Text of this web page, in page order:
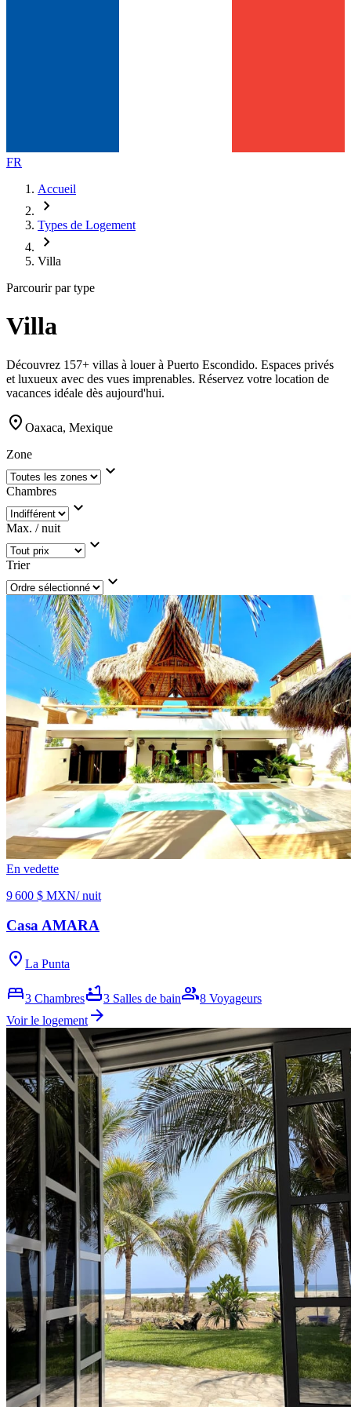
FR
Accueil
chevron_right
Types de Logement
chevron_right
Villa
Parcourir par type
Villa
Découvrez 157+ villas à louer à Puerto Escondido. Espaces privés
et luxueux avec des vues imprenables. Réservez votre location de
vacances idéale dès aujourd'hui.
location_on Oaxaca, Mexique
Zone
expand_more
Chambres
expand_more
Max. / nuit
expand_more
Trier
expand_more
En vedette
9 600 $ MXN/ nuit
Casa AMARA
location_on La Punta
bed3 Chambresbathtub3 Salles de baingroup8 Voyageurs
Voir le logement arrow_forward